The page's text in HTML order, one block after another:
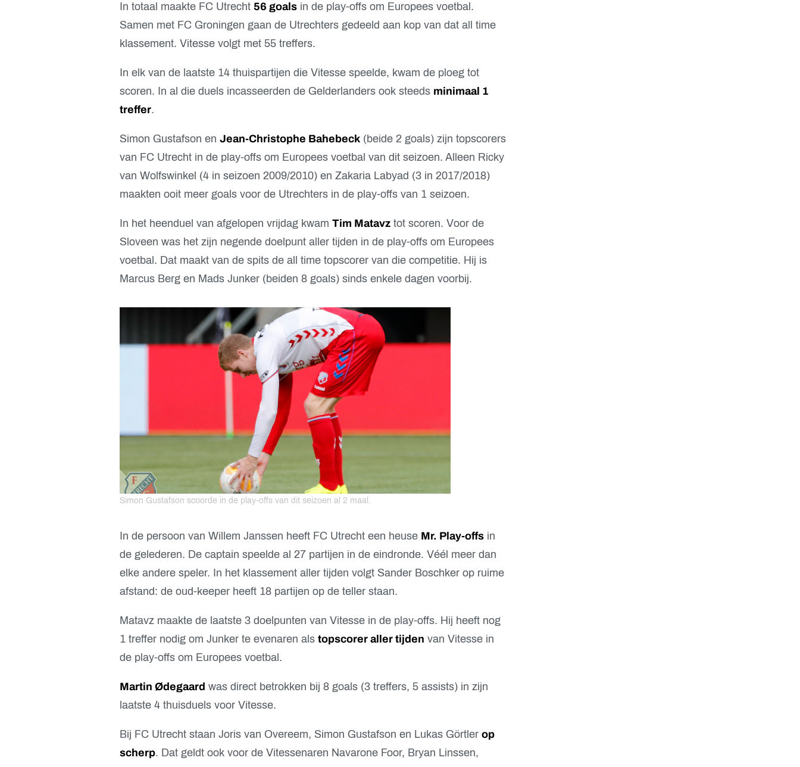
In totaal maakte FC Utrecht 56 goalsin de play-offs om Europees voetbal.
Samen met FC Groningen gaan de Utrechters gedeeld aan kop van dat all time
klassement. Vitesse volgt met 55 treffers.
In elk van de laatste 14 thuispartijen die Vitesse speelde, kwam de ploeg tot
scoren. In al die duels incasseerden de Gelderlanders ook steeds minimaal 1
treffer.
Simon Gustafson en Jean-Christophe Bahebeck(beide 2 goals) zijn topscorers
van FC Utrecht in de play-offs om Europees voetbal van dit seizoen. Alleen Ricky
van Wolfswinkel (4 in seizoen 2009/2010) en Zakaria Labyad (3 in 2017/2018)
maakten ooit meer goals voor de Utrechters in de play-offs van 1 seizoen.
In het heenduel van afgelopen vrijdag kwam Tim Matavztot scoren. Voor de
Sloveen was het zijn negende doelpunt aller tijden in de play-offs om Europees
voetbal. Dat maakt van de spits de all time topscorer van die competitie. Hij is
Marcus Berg en Mads Junker (beiden 8 goals) sinds enkele dagen voorbij.
Simon Gustafson scoorde in de play-offs van dit seizoen al 2 maal.
In de persoon van Willem Janssen heeft FC Utrecht een heuse Mr. Play-offsin
de gelederen. De captain speelde al 27 partijen in de eindronde. Véél meer dan
elke andere speler. In het klassement aller tijden volgt Sander Boschker op ruime
afstand: de oud-keeper heeft 18 partijen op de teller staan.
Matavz maakte de laatste 3 doelpunten van Vitesse in de play-offs. Hij heeft nog
1 treffer nodig om Junker te evenaren als topscorer aller tijden van Vitesse in
de play-offs om Europees voetbal.
Martin Ødegaard was direct betrokken bij 8 goals (3 treffers, 5 assists) in zijn
laatste 4 thuisduels voor Vitesse.
Bij FC Utrecht staan Joris van Overeem, Simon Gustafson en Lukas Görtler op
scherp. Dat geldt ook voor de Vitessenaren Navarone Foor, Bryan Linssen,